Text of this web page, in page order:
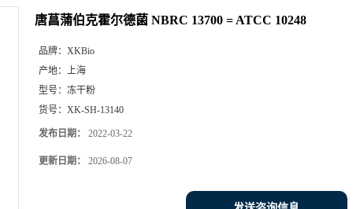
唐菖蒲伯克霍尔德菌 NBRC 13700 = ATCC 10248
品牌： XKBio
产地： 上海
型号： 冻干粉
货号： XK-SH-13140
发布日期： 2022-03-22
更新日期： 2026-08-07